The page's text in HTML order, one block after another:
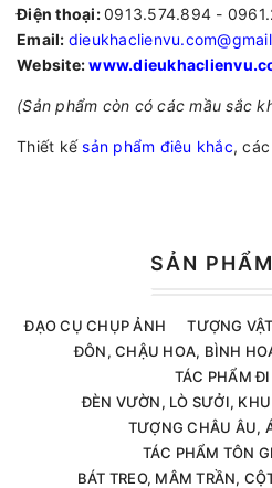
Điện thoại:0913.574.894 -
Email:
Website:
(Sản phẩm còn có các mầu sắc
Thiết kếsản phẩm điêu khắc,
SẢN
ĐẠO CỤ CHỤP ẢNH TƯỢNG VẬT
ĐÔN, CHẬU HOA, BÌNH
TÁC PHẨM
ĐÈN VƯỜN, LÒ SƯỞI,
TƯỢNG CHÂU ÂU,
TÁC PHẨM TÔN
BÁT TREO, MÂM TRẦN,